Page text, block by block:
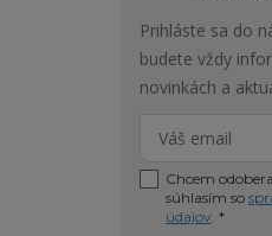
Prihláste sa do
budete vždy
novinkách a
Chcem
súhlasím so
údajov. *